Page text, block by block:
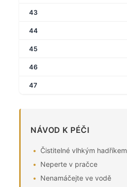
43
44
45
46
47
NÁVOD K PÉČI
Čistitelné vlhkým hadříkem
Neperte v pračce
Nenamáčejte ve vodě